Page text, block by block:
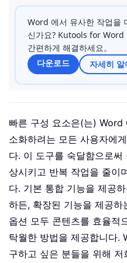
Word 에서 유사한 작업을
신가요? Kutools for Word
간편하게 해결하세요。
다운로드
자세히 알
빠른 구성 요소은(는)
소화하려는 모든 사용자에
다. 이 도구를 숙달함으로
상시키고 반복 작업을 줄이
다. 기본 통합 기능을 제공
하든, 확장된 기능을 제공
옵션 모두 콘텐츠를 효율적
탁월한 방법을 제공합니다.
구하고 싶은 분들을 위해